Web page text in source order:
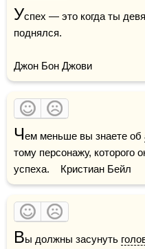
Успех — это когда ты
поднялся.
Джон Бон Джови
Чем меньше вы знаете об
тому персонажу, которого
успеха.    Кристиан Бейл
Вы должны засунуть